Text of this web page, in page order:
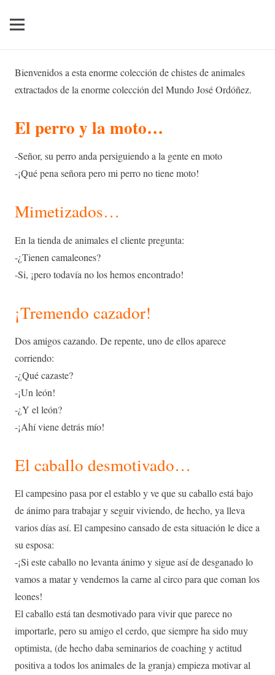
Bienvenidos a esta enorme colección de chistes de animales
extractados de la enorme colección del Mundo José Ordóñez.
El perro y la moto…
-Señor, su perro anda persiguiendo a la gente en moto
-¡Qué pena señora pero mi perro no tiene moto!
Mimetizados…
En la tienda de animales el cliente pregunta:
-¿Tienen camaleones?
-Si, ¡pero todavía no los hemos encontrado!
¡Tremendo cazador!
Dos amigos cazando. De repente, uno de ellos aparece
corriendo:
-¿Qué cazaste?
-¡Un león!
-¿Y el león?
-¡Ahí viene detrás mío!
El caballo desmotivado…
El campesino pasa por el establo y ve que su caballo está bajo
de ánimo para trabajar y seguir viviendo, de hecho, ya lleva
varios días así. El campesino cansado de esta situación le dice a
su esposa:
-¡Si este caballo no levanta ánimo y sigue así de desganado lo
vamos a matar y vendemos la carne al circo para que coman los
leones!
El caballo está tan desmotivado para vivir que parece no
importarle, pero su amigo el cerdo, que siempre ha sido muy
optimista, (de hecho daba seminarios de coaching y actitud
positiva a todos los animales de la granja) empieza motivar al